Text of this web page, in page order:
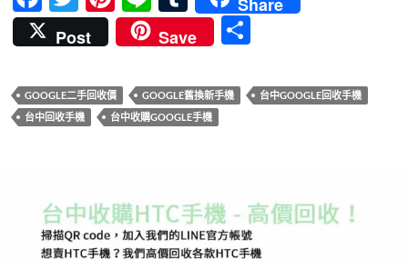
ac
e
b
o
w
itt
er
nt
er
es
t
n
e
u
m
bl
r
Post
Save
GOOGLE二手回收價 GOOGLE舊換新手機
台中GOOGLE回收手機
台中回收手機
台中收購GOOGLE手機